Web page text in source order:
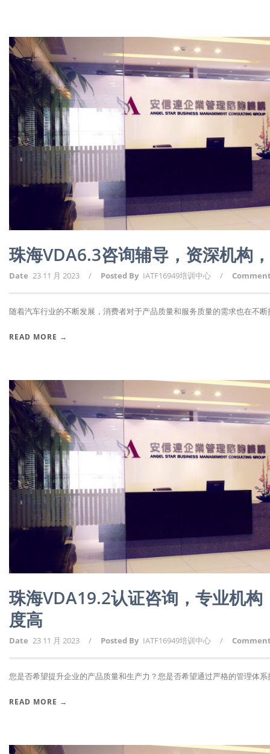
珠海VDA6.3咨询辅导，资深机构
Date 23 11 月 2023 / Posted By IATF16949培训中心 /
随着汽车行业的不断发展，消费者对于产品质量和服务质量的需求也在不断
READ MORE →
珠海VDA19.2认证咨询，专业机
度高
Date 23 11 月 2023 / Posted By IATF16949培训中心 /
您是否希望提升企业的产品质量和生产力？您是否希望通过严格的管理体系
READ MORE →